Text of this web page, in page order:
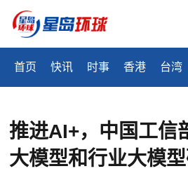
首页 快讯 时事 香港 台湾
推进AI+，中国工信
大模型和行业大模